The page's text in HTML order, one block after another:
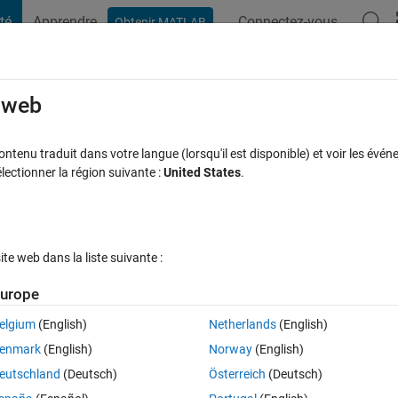
Apprendre Obtenir MATLAB Connectez-vous
Ouvrir dans MATLAB Online
array (38x343 char) using 'char' and I am triying to find the
traduit dans votre langue (lorsqu'il est disponible) et voir les
la région suivante :United States.
web dans la liste suivante :
(English)
(English)
(Deutsch)
Netherlands(English)
Norway(English)
Österreich (Deutsch)